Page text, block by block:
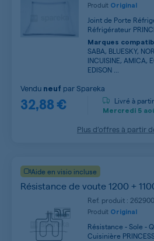
Produit Original
Joint de Porte
Réfrigérateur
Marques
SABA, BLUESKY,
INCUISINE, AMICA,
EDISON ...
32,88 €
Vendu neuf parSpareka
Livré à
Mercredi 5
Plus d’offres à partir
Aide en visio incluse
Résistance de voute 1200 +
Ref. produit :
Produit Original
Résistance - Sole -
Cuisinière